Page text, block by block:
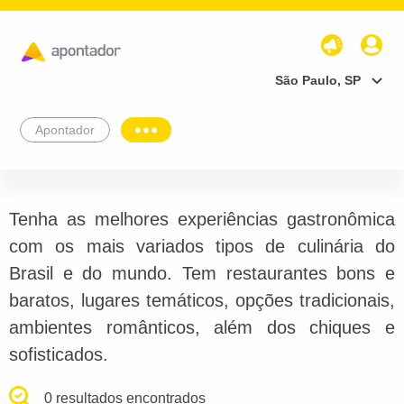
São Paulo, SP
Apontador
Tenha as melhores experiências gastronômica
com os mais variados tipos de culinária do
Brasil e do mundo. Tem restaurantes bons e
baratos, lugares temáticos, opções tradicionais,
ambientes românticos, além dos chiques e
sofisticados.
0 resultados encontrados